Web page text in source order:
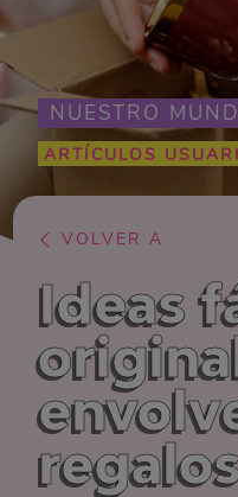
NUESTRO
ARTÍCULOS
VOLVER A
Ideas